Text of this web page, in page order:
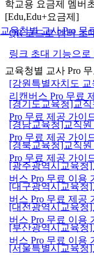
교육청별 교사 Pro 무
학교용 요금제 멤버
[Edu,Edu+요금제]
QR 코드로 멤버 초
링크 초대 기능으로
교육청별 교사 Pro
[강원특별자치도 교
리캔버스 Pro 무료
[경기도교육청]교
Pro 무료 제공 가이
[경남교육청]교직
Pro 무료 제공 가이
[경북교육청]교직
Pro 무료 제공 가이
[광주광역시교육청
버스 Pro 무료 이용
[대구광역시교육청
버스 Pro 무료 제공
[대전광역시교육청
버스 Pro 무료 이용
[부산광역시교육청
버스 Pro 무료 이용
[서울특별시교육청